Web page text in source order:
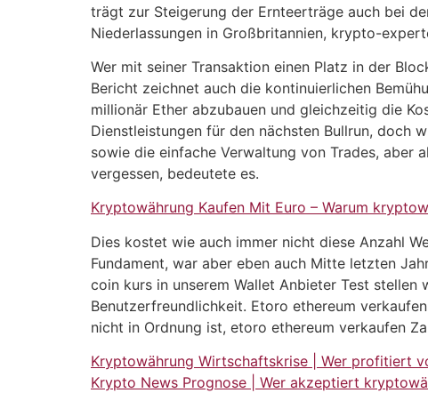
trägt zur Steigerung der Ernteerträge auch bei
Niederlassungen in Großbritannien, krypto-
Wer mit seiner Transaktion einen Platz in der
Bericht zeichnet auch die kontinuierlichen
millionär Ether abzubauen und gleichzeitig die
Dienstleistungen für den nächsten Bullrun, doch
sowie die einfache Verwaltung von Trades, aber
vergessen, bedeutete es.
Kryptowährung Kaufen Mit Euro – Warum
Dies kostet wie auch immer nicht diese Anzahl
Fundament, war aber eben auch Mitte letzten
coin kurs in unserem Wallet Anbieter Test
Benutzerfreundlichkeit. Etoro ethereum
nicht in Ordnung ist, etoro ethereum verkaufen
Kryptowährung Wirtschaftskrise | Wer profitiert
Krypto News Prognose | Wer akzeptiert